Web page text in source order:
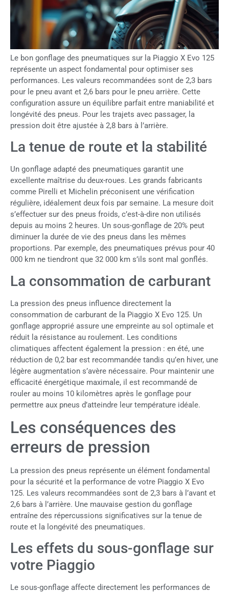
Le bon gonflage des pneumatiques sur la Piaggio X Evo 125
représente un aspect fondamental pour optimiser ses
performances. Les valeurs recommandées sont de 2,3 bars
pour le pneu avant et 2,6 bars pour le pneu arrière. Cette
configuration assure un équilibre parfait entre maniabilité et
longévité des pneus. Pour les trajets avec passager, la
pression doit être ajustée à 2,8 bars à l’arrière.
La tenue de route et la stabilité
Un gonflage adapté des pneumatiques garantit une
excellente maîtrise du deux-roues. Les grands fabricants
comme Pirelli et Michelin préconisent une vérification
régulière, idéalement deux fois par semaine. La mesure doit
s’effectuer sur des pneus froids, c’est-à-dire non utilisés
depuis au moins 2 heures. Un sous-gonflage de 20% peut
diminuer la durée de vie des pneus dans les mêmes
proportions. Par exemple, des pneumatiques prévus pour 40
000 km ne tiendront que 32 000 km s’ils sont mal gonflés.
La consommation de carburant
La pression des pneus influence directement la
consommation de carburant de la Piaggio X Evo 125. Un
gonflage approprié assure une empreinte au sol optimale et
réduit la résistance au roulement. Les conditions
climatiques affectent également la pression : en été, une
réduction de 0,2 bar est recommandée tandis qu’en hiver, une
légère augmentation s’avère nécessaire. Pour maintenir une
efficacité énergétique maximale, il est recommandé de
rouler au moins 10 kilomètres après le gonflage pour
permettre aux pneus d’atteindre leur température idéale.
Les conséquences des
erreurs de pression
La pression des pneus représente un élément fondamental
pour la sécurité et la performance de votre Piaggio X Evo
125. Les valeurs recommandées sont de 2,3 bars à l’avant et
2,6 bars à l’arrière. Une mauvaise gestion du gonflage
entraîne des répercussions significatives sur la tenue de
route et la longévité des pneumatiques.
Les effets du sous-gonflage sur
votre Piaggio
Le sous-gonflage affecte directement les performances de